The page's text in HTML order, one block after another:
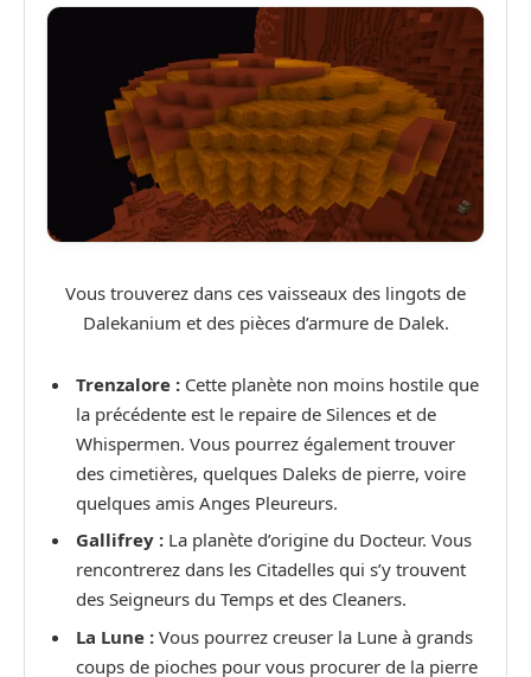
Vous trouverez dans ces vaisseaux des lingots de
Dalekanium et des pièces d’armure de Dalek.
Trenzalore : Cette planète non moins hostile que
la précédente est le repaire de Silences et de
Whispermen. Vous pourrez également trouver
des cimetières, quelques Daleks de pierre, voire
quelques amis Anges Pleureurs.
Gallifrey : La planète d’origine du Docteur. Vous
rencontrerez dans les Citadelles qui s’y trouvent
des Seigneurs du Temps et des Cleaners.
La Lune : Vous pourrez creuser la Lune à grands
coups de pioches pour vous procurer de la pierre